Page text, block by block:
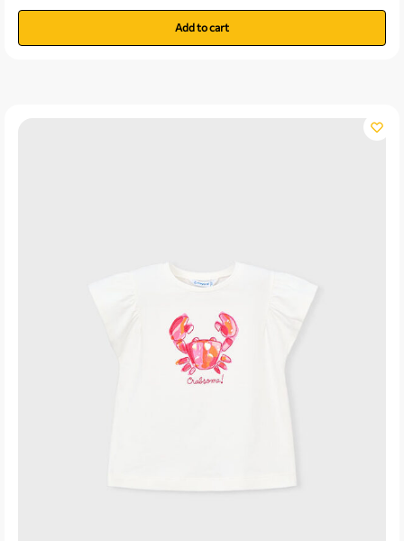
Add to cart